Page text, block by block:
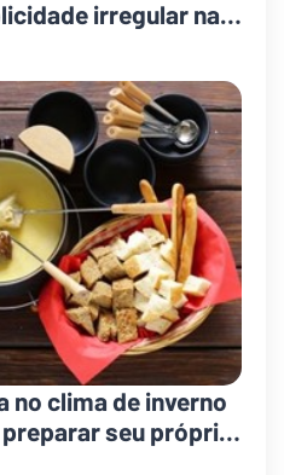
irregular na
no clima de inverno
seu próprio